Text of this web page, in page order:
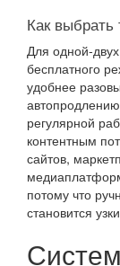
Как
Для одной-
бесплатного
удобнее
регулярной
контентным
сайтов,
потому что
становится